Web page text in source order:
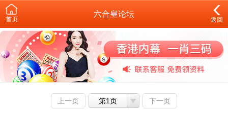
首页
六合皇论坛
返回
上一页 第1页 下一页